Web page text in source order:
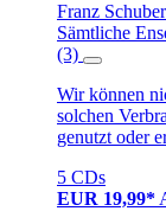
Franz
Sämtliche
(3)
Wir können
solchen
genutzt oder
5 CDs
EUR 19,99*